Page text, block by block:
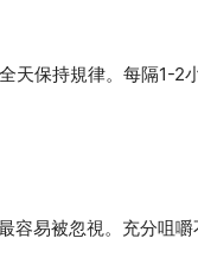
天保持規律。每隔1-2
易被忽視。充分咀